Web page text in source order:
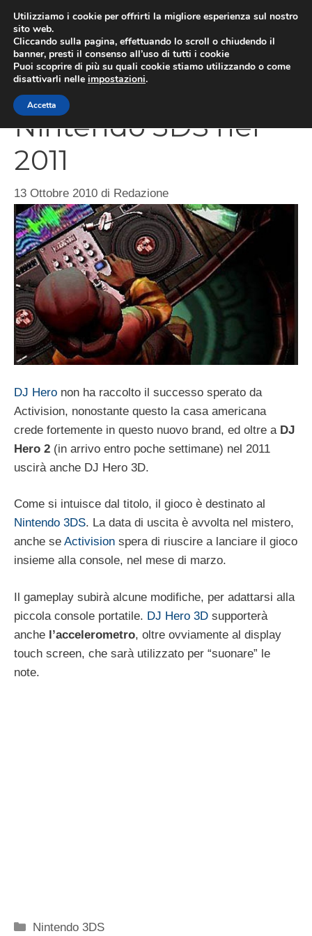
contenuto
DJ Hero 3D su
Nintendo 3DS nel
2011
13 Ottobre 2010 di Redazione
DJ Hero non ha raccolto il successo sperato da
Activision, nonostante questo la casa americana
crede fortemente in questo nuovo brand, ed oltre a DJ
Hero 2 (in arrivo entro poche settimane) nel 2011
uscirà anche DJ Hero 3D.
Come si intuisce dal titolo, il gioco è destinato al
Nintendo 3DS. La data di uscita è avvolta nel mistero,
anche se Activision spera di riuscire a lanciare il gioco
insieme alla console, nel mese di marzo.
Il gameplay subirà alcune modifiche, per adattarsi alla
piccola console portatile. DJ Hero 3D supporterà
anche l’accelerometro, oltre ovviamente al display
touch screen, che sarà utilizzato per “suonare” le
note.
Categorie
Nintendo 3DS
Utilizziamo i cookie per offrirti la migliore esperienza sul nostro
sito web.
Cliccando sulla pagina, effettuando lo scroll o chiudendo il
banner, presti il consenso all’uso di tutti i cookie
Puoi scoprire di più su quali cookie stiamo utilizzando o come
disattivarli nelle impostazioni.
Accetta